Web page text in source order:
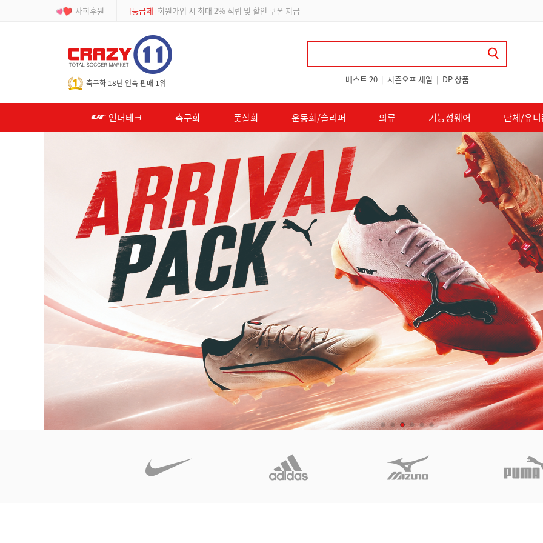
사회후원 [이벤트] APP 주문 시 적립금 500원 추가적립
축구화 18년 연속 판매 1위 베스트 20 | 시즌오프 세일 | DP 상품
언더테크 축구화 풋살화 운동화/슬리퍼 의류 기능성웨어 단체/유